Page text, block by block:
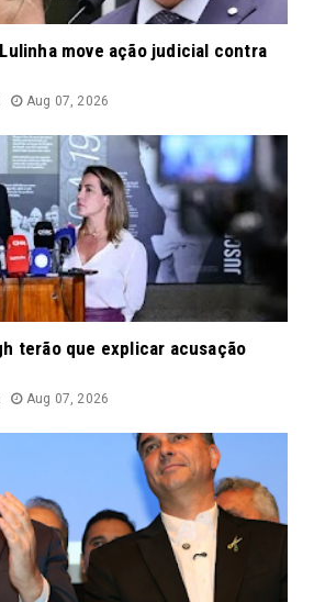
move ação judicial contra
Aug 07, 2026
terão que explicar acusação
Aug 07, 2026